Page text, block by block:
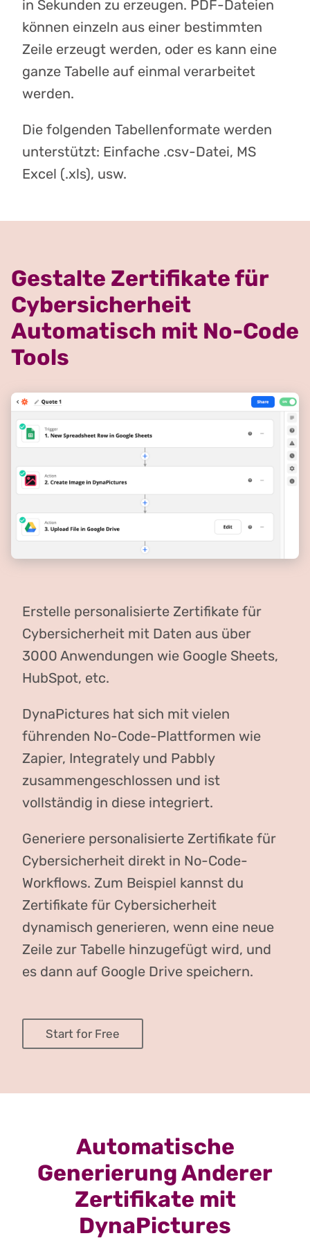
in Sekunden zu erzeugen. PDF-Dateien
können einzeln aus einer bestimmten
Zeile erzeugt werden, oder es kann eine
ganze Tabelle auf einmal verarbeitet
werden.
Die folgenden Tabellenformate werden
unterstützt: Einfache .csv-Datei, MS
Excel (.xls), usw.
Gestalte Zertifikate für
Cybersicherheit
Automatisch mit No-Code
Tools
Erstelle personalisierte Zertifikate für
Cybersicherheit mit Daten aus über
3000 Anwendungen wie Google Sheets,
HubSpot, etc.
DynaPictures hat sich mit vielen
führenden No-Code-Plattformen wie
Zapier, Integrately und Pabbly
zusammengeschlossen und ist
vollständig in diese integriert.
Generiere personalisierte Zertifikate für
Cybersicherheit direkt in No-Code-
Workflows. Zum Beispiel kannst du
Zertifikate für Cybersicherheit
dynamisch generieren, wenn eine neue
Zeile zur Tabelle hinzugefügt wird, und
es dann auf Google Drive speichern.
Start for Free
Automatische
Generierung Anderer
Zertifikate mit
DynaPictures